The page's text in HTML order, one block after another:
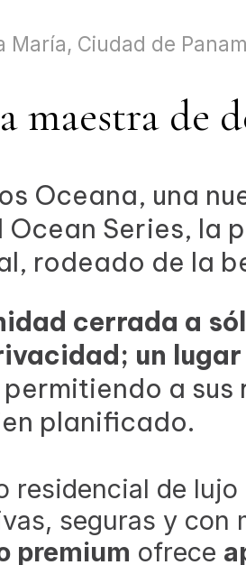
María, Ciudad de
maestra de
Oceana, una
Ocean Series, la
rodeado de la
cerrada a
un
permitiendo a
planificado.
residencial de
seguras y con
premium ofrece